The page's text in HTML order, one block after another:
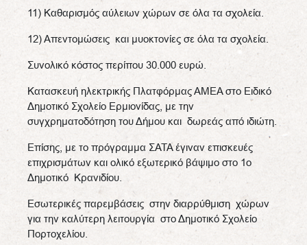
11) Καθαρισμός αύλειων χώρων σε όλα τα σχολεία.
12) Απεντομώσεις και μυοκτονίες σε όλα τα σχολεία.
Συνολικό κόστος περίπου 30.000 ευρώ.
Κατασκευή ηλεκτρικής Πλατφόρμας ΑΜΕΑ στο Ειδικό
Δημοτικό Σχολείο Ερμιονίδας, με την
συγχρηματοδότηση του Δήμου και δωρεάς από ιδιώτη.
Επίσης, με το πρόγραμμα ΣΑΤΑ έγιναν επισκευές
επιχρισμάτων και ολικό εξωτερικό βάψιμο στο 1ο
Δημοτικό Κρανιδίου.
Εσωτερικές παρεμβάσεις στην διαρρύθμιση χώρων
για την καλύτερη λειτουργία στο Δημοτικό Σχολείο
Πορτοχελίου.